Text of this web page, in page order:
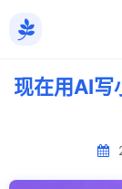
现在用AI写